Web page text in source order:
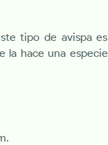
tipo de avispa es
la hace una especie